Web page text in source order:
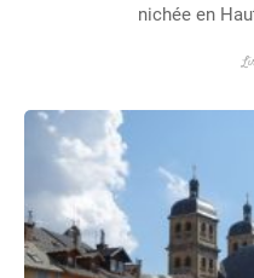
nichée en